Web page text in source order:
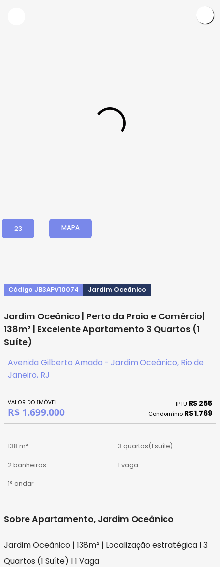
23 MAPA
Código JB3APV10074 Jardim Oceânico
Jardim Oceânico | Perto da Praia e Comércio|
138m² | Excelente Apartamento 3 Quartos (1
Suíte)
Avenida Gilberto Amado - Jardim Oceânico, Rio de
Janeiro, RJ
VALOR DO IMÓVEL
R$ 1.699.000
IPTU R$ 255
Condomínio R$ 1.769
138 m² 3 quartos(1 suíte)
2 banheiros 1 vaga
1° andar
Sobre Apartamento, Jardim Oceânico
Jardim Oceânico | 138m² | Localização estratégica I 3
Quartos (1 Suíte) I 1 Vaga